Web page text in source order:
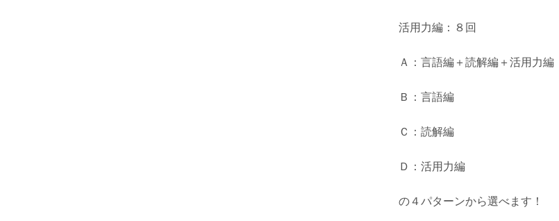
活用力編：８回
Ａ：言語編＋読解編＋活用力編
Ｂ：言語編
Ｃ：読解編
Ｄ：活用力編
の４パターンから選べます！